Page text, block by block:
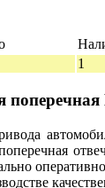
1